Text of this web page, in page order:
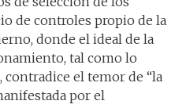
de controles propio de la
donde el ideal de la
tal como lo
el temor de “la
por el